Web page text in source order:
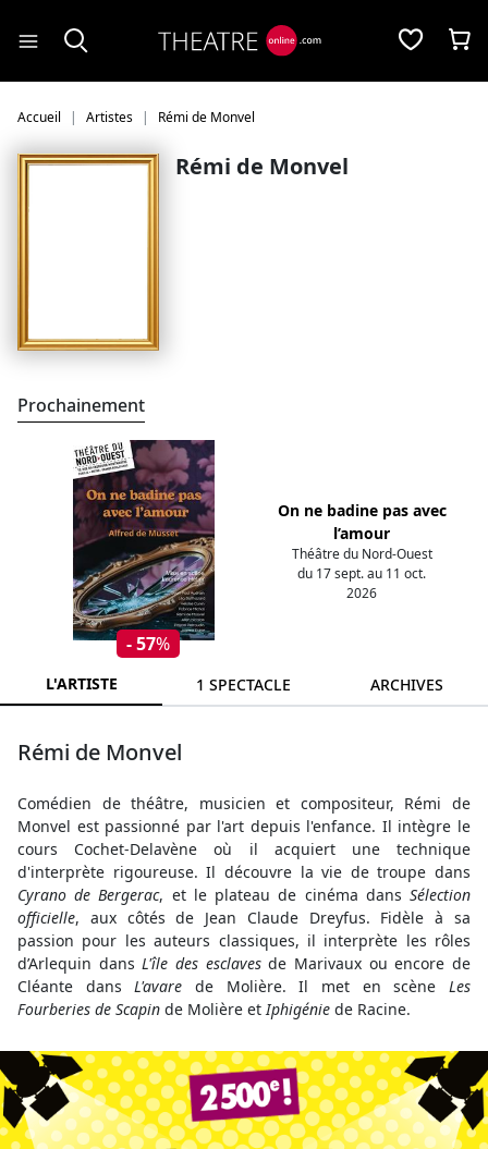
Accueil Artistes Rémi de Monvel
Rémi de Monvel
Prochainement
- 57%
On ne badine pas avec
l’amour
Théâtre du Nord-Ouest
du 17 sept. au 11 oct.
2026
L'ARTISTE 1 SPECTACLE ARCHIVES
Rémi de Monvel
Comédien de théâtre, musicien et compositeur, Rémi de
Monvel est passionné par l'art depuis l'enfance. Il intègre le
cours Cochet-Delavène où il acquiert une technique
d'interprète rigoureuse. Il découvre la vie de troupe dans
Cyrano de Bergerac, et le plateau de cinéma dansSélection
officielle, aux côtés de Jean Claude Dreyfus. Fidèle à sa
passion pour les auteurs classiques, il interprète les rôles
d’Arlequin dansL'île des esclavesde Marivaux ou encore de
Cléante dansL'avare de Molière. Il met en scèneLes
Fourberies de Scapin de Molière etIphigénie de Racine.